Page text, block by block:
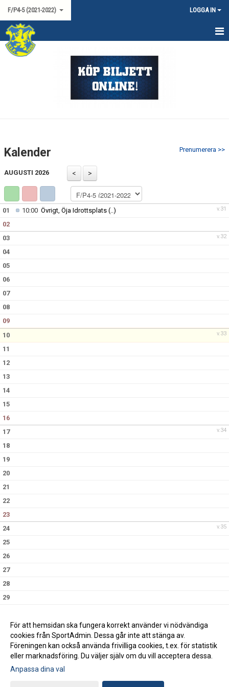
F/P4-5 (2021-2022) LOGGA IN
HEM
KONTAKT
Prenumerera >>
Kalender
AUGUSTI 2026
v.31
01 10:00 Övrigt, Öja Idrottsplats (..)
02
v.32
03
04
05
06
07
08
09
v.33
10
11
12
13
14
15
16
v.34
17
18
19
20
21
22
23
v.35
24
25
26
27
28
29
Gå till Webbversion
För att hemsidan ska fungera korrekt använder vi nödvändiga
cookies från SportAdmin. Dessa går inte att stänga av.
Föreningen kan också använda frivilliga cookies, t.ex. för statistik
eller marknadsföring. Du väljer själv om du vill acceptera dessa.
Anpassa dina val